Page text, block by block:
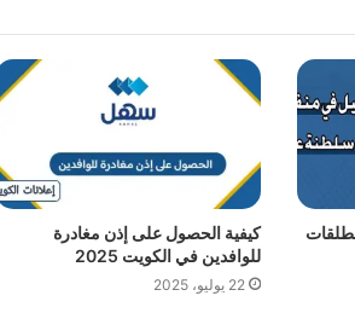
كيفية الحصول على إذن مغادرة
للوافدين في الكويت 2025
22 يوليو، 2025